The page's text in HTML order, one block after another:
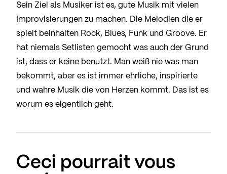
Sein Ziel als Musiker ist es, gute Musik mit vielen
Improvisierungen zu machen. Die Melodien die er
spielt beinhalten Rock, Blues, Funk und Groove. Er
hat niemals Setlisten gemocht was auch der Grund
ist, dass er keine benutzt. Man weiß nie was man
bekommt, aber es ist immer ehrliche, inspirierte
und wahre Musik die von Herzen kommt. Das ist es
worum es eigentlich geht.
Ceci pourrait vous